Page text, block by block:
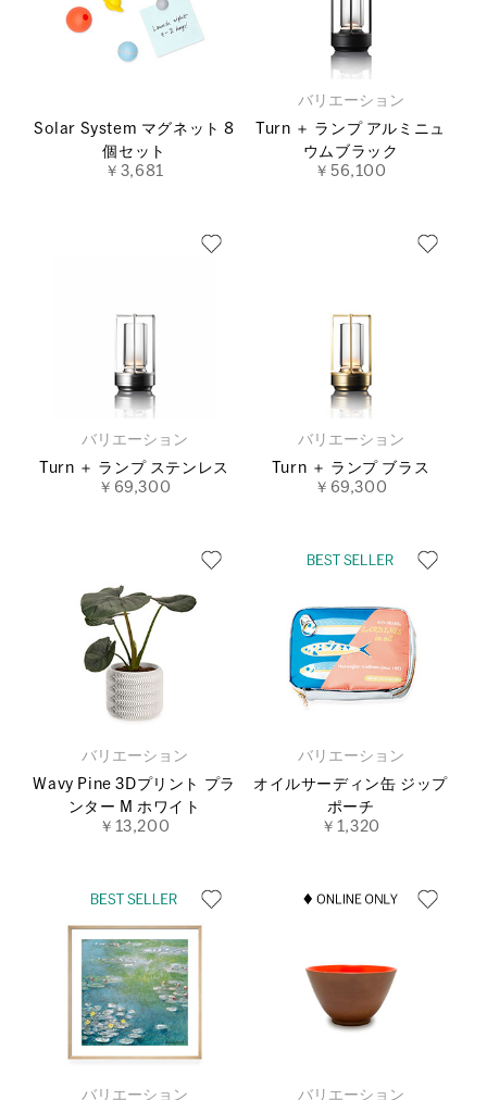
Solar System マグネット 8
個セット
￥3,681
バリエーション
Turn ＋ ランプ アルミニュ
ウムブラック
￥56,100
バリエーション
Turn ＋ ランプ ステンレス
￥69,300
バリエーション
Turn ＋ ランプ ブラス
￥69,300
バリエーション
Wavy Pine 3Dプリント プラ
ンター M ホワイト
￥13,200
バリエーション
オイルサーディン缶 ジップ
ポーチ
￥1,320
バリエーション
バリエーション